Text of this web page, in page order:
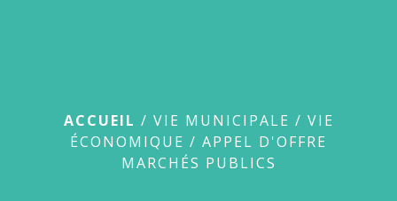
ACCUEIL / VIE MUNICIPALE / VIE
ÉCONOMIQUE / APPEL D'OFFRE
MARCHÉS PUBLICS